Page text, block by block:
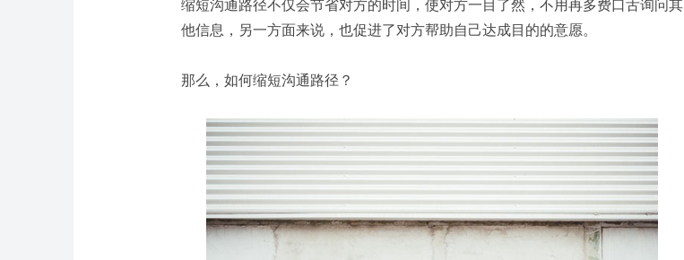
缩短沟通路径不仅会节省对方的时间，使对方一目了然，不用再多费口舌询问其
他信息，另一方面来说，也促进了对方帮助自己达成目的的意愿。
那么，如何缩短沟通路径？